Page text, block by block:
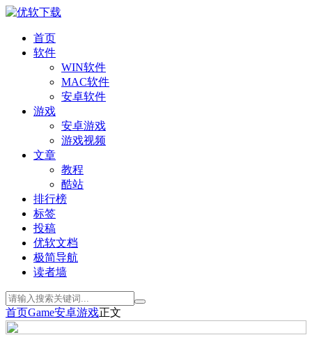
首页
软件
WIN软件
MAC软件
安卓软件
游戏
安卓游戏
游戏视频
文章
教程
酷站
排行榜
标签
投稿
优软文档
极简导航
读者墙
首页Game安卓游戏正文